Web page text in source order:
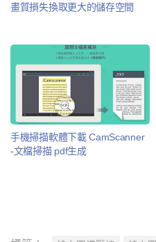
畫質損失換取更大的儲存空間
手機掃描軟體下載 CamScanner
-文檔掃描 pdf生成